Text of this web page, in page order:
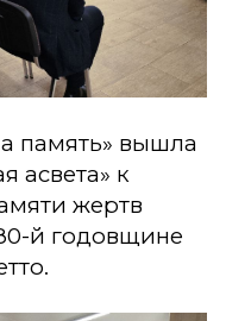
память» вышла
асвета» к
жертв
й годовщине